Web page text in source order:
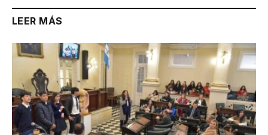
LEER MÁS